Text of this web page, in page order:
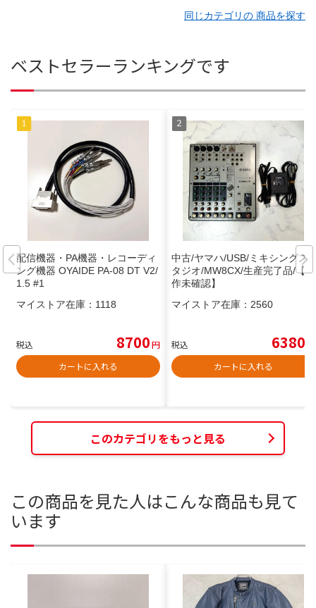
同じカテゴリの 商品を探す
ベストセラーランキングです
配信機器・PA機器・レコーディ
ング機器 OYAIDE PA-08 DT V2/
1.5 #1
マイストア在庫： 1118
税込 8700円
カートに入れる
中古/ヤマハ/USB/ミキシングス
タジオ/MW8CX/生産完了品/【動
作未確認】
マイストア在庫： 2560
税込 6380
カートに入れる
このカテゴリをもっと見る
この商品を見た人はこんな商品も見て
います